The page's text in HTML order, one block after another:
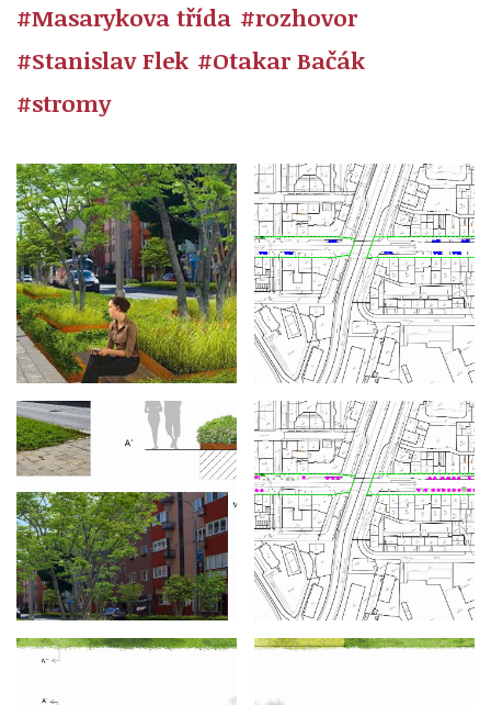
#Masarykova třída #rozhovor
#Stanislav Flek #Otakar Bačák
#stromy